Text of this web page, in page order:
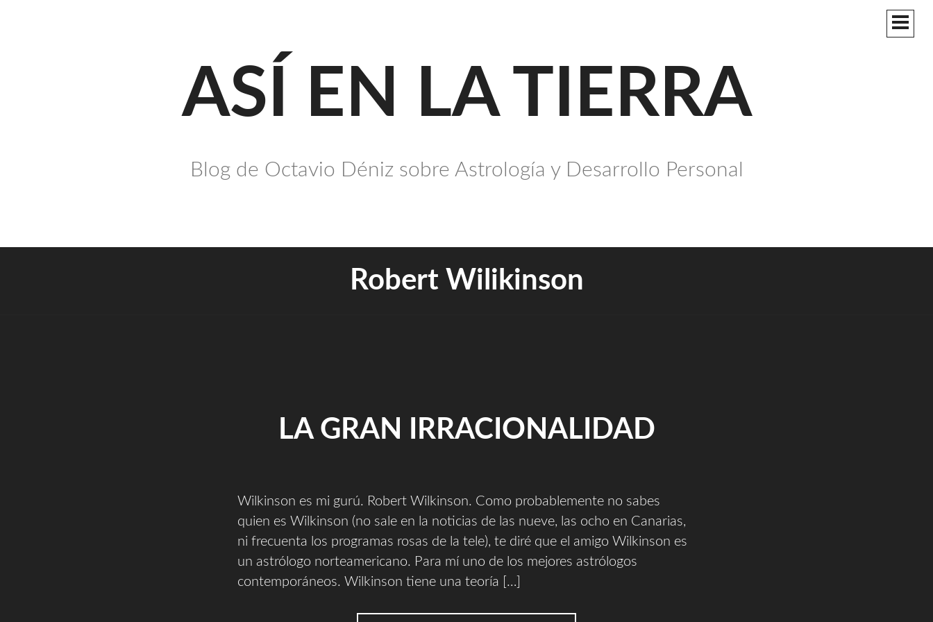
ASÍ EN LA TIERRA
Blog de Octavio Déniz sobre Astrología y Desarrollo Personal
Robert Wilikinson
LA GRAN IRRACIONALIDAD
Wilkinson es mi gurú. Robert Wilkinson. Como probablemente no sabes
quien es Wilkinson (no sale en la noticias de las nueve, las ocho en Canarias,
ni frecuenta los programas rosas de la tele), te diré que el amigo Wilkinson es
un astrólogo norteamericano. Para mí uno de los mejores astrólogos
contemporáneos. Wilkinson tiene una teoría […]